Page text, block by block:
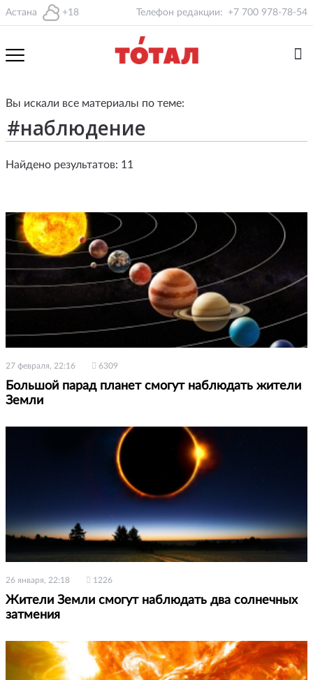
Астана +18 Телефон редакции: +7 700 978-78-54
Вы искали все материалы по теме:
Найдено результатов: 11
27 февраля, 22:16 6309
Большой парад планет смогут наблюдать жители
Земли
26 января, 22:18 1226
Жители Земли смогут наблюдать два солнечных
затмения